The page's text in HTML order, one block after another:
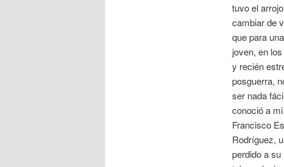
tuvo el
cambiar de
que para
joven, en
y recién
posguerra,
ser nada
conoció a
Francisco
Rodríguez,
perdido a